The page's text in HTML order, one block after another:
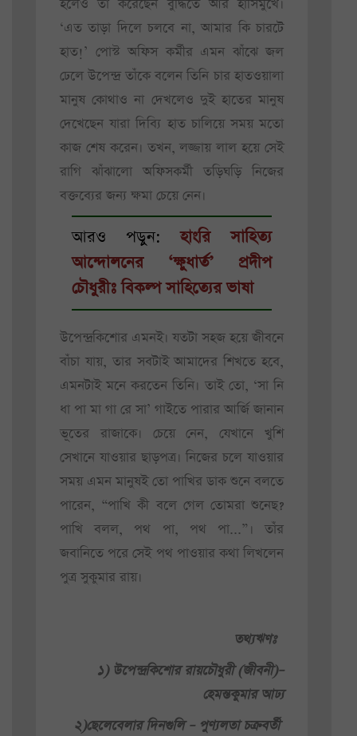
হলেও তা করেছেন বুদ্ধিতে আর হাসিমুখে।
‘এত তাড়া দিলে চলবে না, আমার কি চারটে
হাত!’ পোস্ট অফিস কর্মীর এমন ঝাঁঝে জল
ঢেলে উপেন্দ্র তাঁকে বলেন তিনি চার হাতওয়ালা
মানুষ কোথাও না দেখলেও দুই হাতের মানুষ
দেখেছেন যারা দিব্যি হাত চালিয়ে সময় মতো
কাজ শেষ করেন। তখন, লজ্জায় লাল হয়ে সেই
রাগি ঝাঁঝালো অফিসকর্মী তড়িঘড়ি নিজের
বক্তব্যের জন্য ক্ষমা চেয়ে নেন।
আরও পড়ুন:হাংরি সাহিত্য
আন্দোলনের ‘ক্ষুধার্ত’ প্রদীপ
চৌধুরীঃ বিকল্প সাহিত্যের ভাষা
উপেন্দ্রকিশোর এমনই। যতটা সহজ হয়ে জীবনে
বাঁচা যায়, তার সবটাই আমাদের শিখতে হবে,
এমনটাই মনে করতেন তিনি। তাই তো, ‘সা নি
ধা পা মা গা রে সা’ গাইতে পারার আর্জি জানান
ভূতের রাজাকে। চেয়ে নেন, যেখানে খুশি
সেখানে যাওয়ার ছাড়পত্র। নিজের চলে যাওয়ার
সময় এমন মানুষই তো পাখির ডাক শুনে বলতে
পারেন, “পাখি কী বলে গেল তোমরা শুনেছ?
পাখি বলল, পথ পা, পথ পা...”। তাঁর
জবানিতে পরে সেই পথ পাওয়ার কথা লিখলেন
পুত্র সুকুমার রায়।
তথ্যঋণঃ
১) উপেন্দ্রকিশোর রায়চৌধুরী (জীবনী)–
হেমন্তকুমার আঢ্য
২)ছেলেবেলার দিনগুলি – পুণ্যলতা চক্রবর্তী